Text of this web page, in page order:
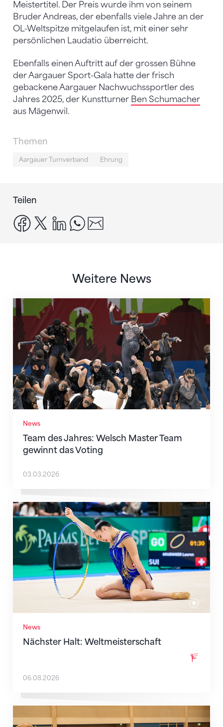
Meistertitel. Der Preis wurde ihm von seinem
Bruder Andreas, der ebenfalls viele Jahre an der
OL-Weltspitze mitgelaufen ist, mit einer sehr
persönlichen Laudatio überreicht.
Ebenfalls einen Auftritt auf der grossen Bühne
der Aargauer Sport-Gala hatte der frisch
gebackene Aargauer Nachwuchssportler des
Jahres 2025, der Kunstturner Ben Schumacher
aus Mägenwil.
Themen
Aargauer Turnverband Ehrung
Teilen
facebook
x linkedinwhatsapp
Weitere News
News
Team des Jahres: Welsch Master Team
gewinnt das Voting
Team des Jahres: Welsch Master Team gewinnt das
03.03.2026
News
Nächster Halt: Weltmeisterschaft
Nächster Halt: Weltmeisterschaft
06.08.2026
Mit klaren Zielen nach Zagreb